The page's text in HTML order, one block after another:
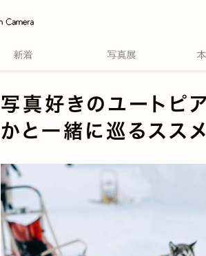
写真好きのユートピ
かと一緒に巡るススメ